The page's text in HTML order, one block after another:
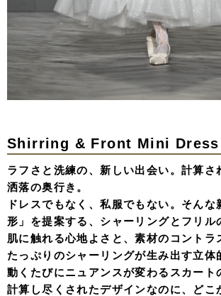
Shirring & Front Mini
ラフさと洗練の、新しい出会い。計算さ
洒落の奥行き。
ドレスでもなく、私服でもない。そんな
形」を提案する、シャーリングとフリル
肌に触れる心地よさと、素材のコントラ
たっぷりのシャーリングが生み出す立体
動くたびにニュアンスが変わるスカート
計算し尽くされたデザインなのに、どこ